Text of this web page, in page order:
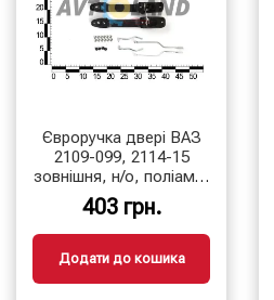
Євроручка двері ВАЗ
2109-099, 2114-15
зовнішня, н/о, поліамід
(к-т 4 шт.) 33
STANDART
403 грн.
Додати до кошика